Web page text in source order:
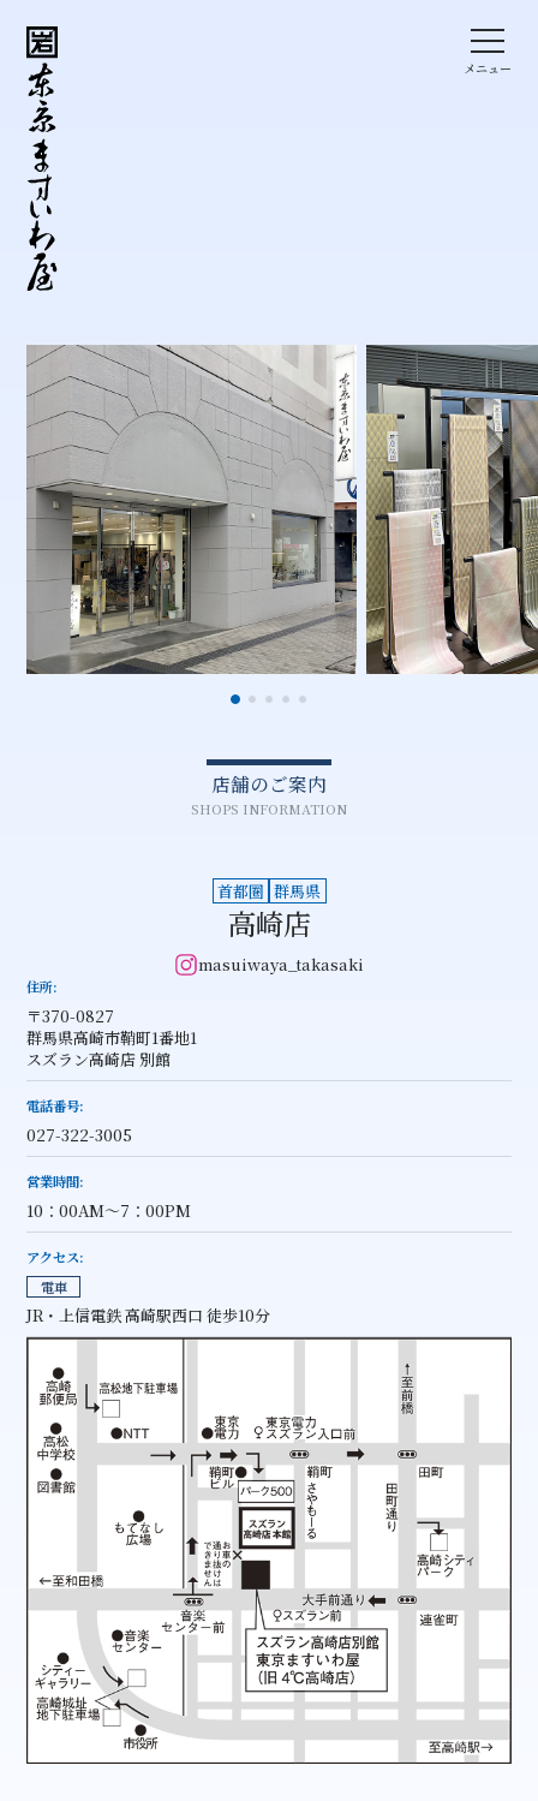
店舗のご案内
SHOPS INFORMATION
首都圏 群馬県
高崎店
masuiwaya_takasaki
住所
〒370-0827
群馬県高崎市鞘町1番地1
スズラン高崎店 別館
電話番号
027-322-3005
営業時間
10：00AM～7：00PM
アクセス
電車
JR・上信電鉄 高崎駅西口 徒歩10分